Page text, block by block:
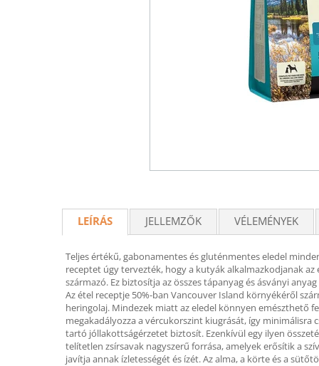
LEÍRÁS JELLEMZŐK VÉLEMÉNYEK
Teljes értékű, gabonamentes és gluténmentes eledel
receptet úgy tervezték, hogy a kutyák alkalmazkodjanak
származó. Ez biztosítja az összes tápanyag és ásványi
Az étel receptje 50%-ban Vancouver Island környékéről
heringolaj. Mindezek miatt az eledel könnyen emészthető
megakadályozza a vércukorszint kiugrását, így
tartó jóllakottságérzetet biztosít. Ezenkívül egy ilyen
telítetlen zsírsavak nagyszerű forrása, amelyek erősítik a
javítja annak ízletességét és ízét. Az alma, a körte és a